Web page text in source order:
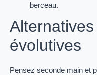
berceau.
évolutives
Pensez seconde main et